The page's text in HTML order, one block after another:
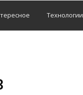
Технологии